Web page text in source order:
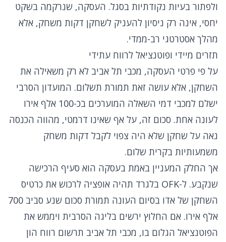
ולפתור בעיות נקודתיות בסגל. העסקה, שנרקמה בשקט
יחסי, אינה רק ניסיון להעניק לשחקן דקות משחק, אלא
מהלך אסטרטגי רב-ממדי.
תזרים מיידי ופוטנציאל לרווח עתידי
על פי פרטי העסקה, מכבי תל אביב לא רק משאילה את
השחקן, אלא עושה זאת תמורת תשלום. המועדון הסרבי
ישלם למכבי דמי השאלה המוערכים בכ-100 אלף אירו
לעונה אחת. סכום זה, על אף שאינו דרמטי, מהווה הכנסה
נאה על שחקן שלא היה צפוי לקבל דקות משחק
משמעותיות בקרית שלום.
אך החלק המעניין באמת בעסקה הוא סעיף הרכישה
שנקבע. ל-OFK בלגרד תהיה אופציה לרכוש את כרטיס
השחקן של אדו בסיום העונה תמורת סכום שנע סביב 700
אלף אירו. אם החלוץ ירשים בליגה הסרבית ויממש את
הפוטנציאל הגלום בו, מכבי תל אביב תרשום רווח הון